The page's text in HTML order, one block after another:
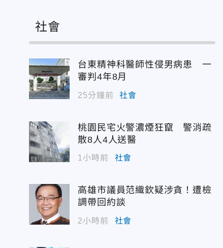
社會
台東精神科醫師性侵男病患 一
審判4年8月
25分鐘前 社會
桃園民宅火警濃煙狂竄 警消疏
散8人4人送醫
1小時前 社會
高雄市議員范織欽疑涉貪！遭檢
調帶回約談
2小時前 社會